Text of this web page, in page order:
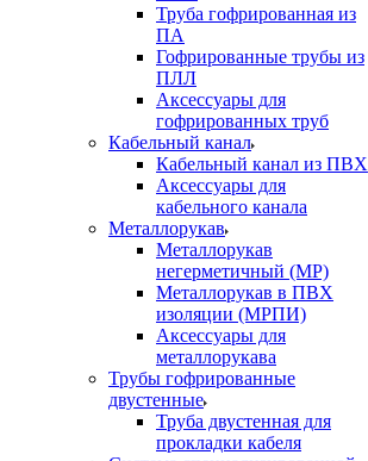
Труба гофрированная из
ПА
Гофрированные трубы из
ПЛЛ
Аксессуары для
гофрированных труб
Кабельный канал
Кабельный канал из ПВХ
Аксессуары для
кабельного канала
Металлорукав
Металлорукав
негерметичный (МР)
Металлорукав в ПВХ
изоляции (МРПИ)
Аксессуары для
металлорукава
Трубы гофрированные
двустенные
Труба двустенная для
прокладки кабеля